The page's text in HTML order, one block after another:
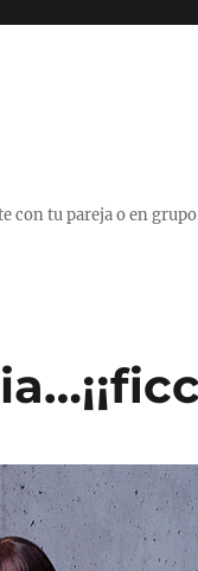
con tu pareja o en